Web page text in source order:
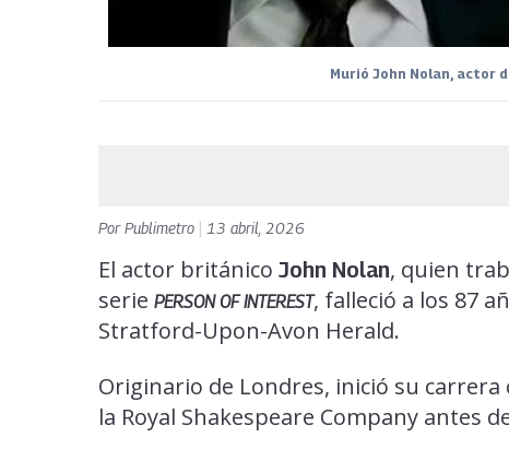
Murió John Nolan, actor
PorPublimetro 13 abril, 2026
El actor británico John Nolan, quien
serie PERSON OF INTEREST, falleció a los 87
Stratford-Upon-Avon Herald.
Originario de Londres, inició su
la Royal Shakespeare Company antes